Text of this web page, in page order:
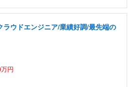
ラウドエンジニア/業績好調/最先端の
円